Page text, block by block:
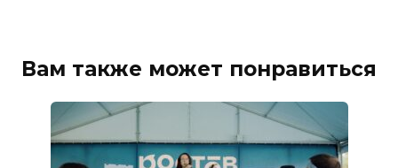
Вам также может понравиться